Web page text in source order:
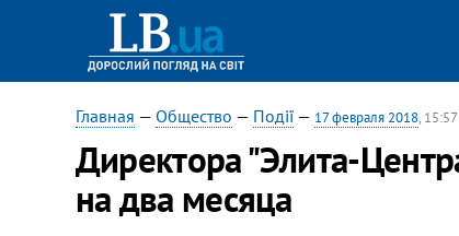
Главная — Общество — Події— 17 февраля 2018, 15:57
Директора "Элита-
на два месяца